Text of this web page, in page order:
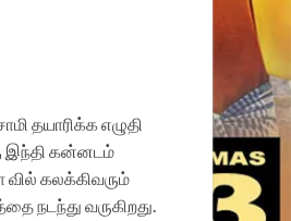
தயாரிக்க எழுதி
இந்தி கன்னடம்
வில் கலக்கிவரும்
நடந்து வருகிறது.